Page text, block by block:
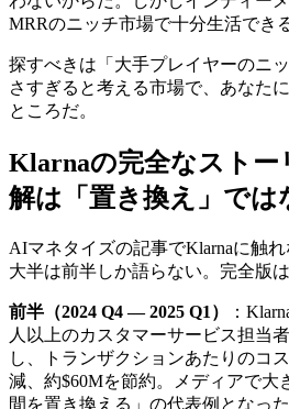
MRRのニッチ市場で十分生活できる
探すべきは「大手プレイヤーのニ
さすぎると考える市場で、あなた
ところだ。
Klarnaの完全なストー
解は「置き換え」では
AIマネタイズの記事でKlarnaに触れ
大半は前半しか語らない。完全版
前半（2024 Q4 — 2025 Q1）
：
人以上のカスタマーサービス担当
し、トランザクションあたりのコ
減、約$60Mを節約。メディアで大
間を置き換える」の代表例となった